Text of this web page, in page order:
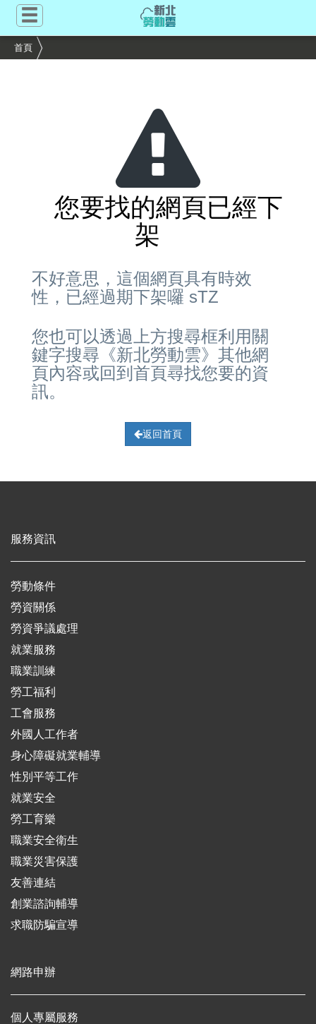
要
首頁
您要找的網頁已經下
架
不好意思，這個網頁具有時效
性，已經過期下架囉 sTZ
您也可以透過上方搜尋框利用關
鍵字搜尋《新北勞動雲》其他網
頁內容或回到首頁尋找您要的資
訊。
返回首頁
服務資訊
勞動條件
勞資關係
勞資爭議處理
就業服務
職業訓練
勞工福利
工會服務
外國人工作者
身心障礙就業輔導
性別平等工作
就業安全
勞工育樂
職業安全衛生
職業災害保護
友善連結
創業諮詢輔導
求職防騙宣導
網路申辦
個人專屬服務